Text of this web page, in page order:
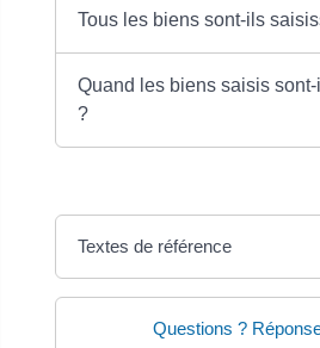
Tous les biens sont-ils
Quand les biens saisis
?
Textes de référence
Questions ?